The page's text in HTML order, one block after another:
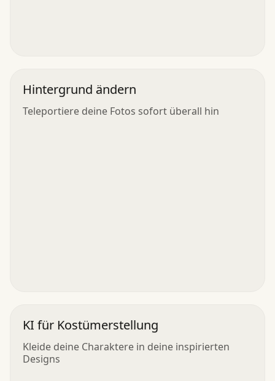
Hintergrund ändern
Teleportiere deine Fotos sofort überall hin
KI für Kostümerstellung
Kleide deine Charaktere in deine inspirierten
Designs